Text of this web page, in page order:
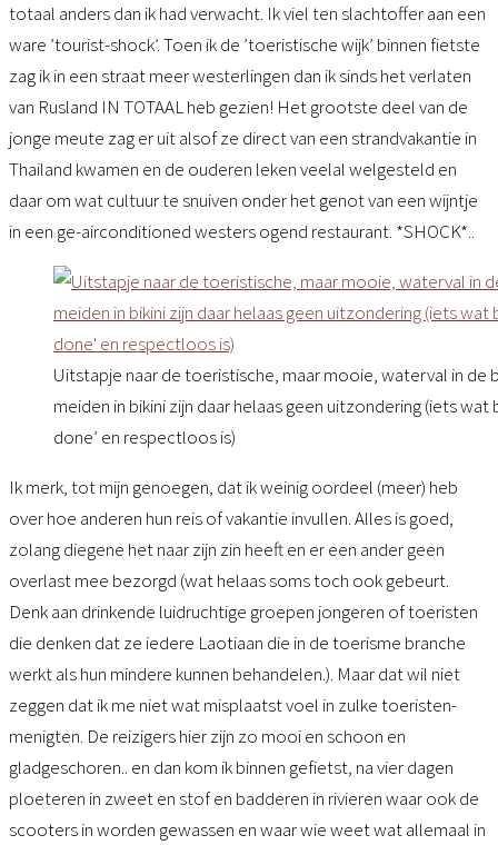
totaal anders dan ik had verwacht. Ik viel ten slachtoffer aan een
ware ’tourist-shock’. Toen ik de ’toeristische wijk’ binnen fietste
zag ik in een straat meer westerlingen dan ik sinds het verlaten
van Rusland IN TOTAAL heb gezien! Het grootste deel van de
jonge meute zag er uit alsof ze direct van een strandvakantie in
Thailand kwamen en de ouderen leken veelal welgesteld en
daar om wat cultuur te snuiven onder het genot van een wijntje
in een ge-airconditioned westers ogend restaurant. *SHOCK*..
Uitstapje naar de toeristische, maar mooie, waterval in de
meiden in bikini zijn daar helaas geen uitzondering (iets
done’ en respectloos is)
Ik merk, tot mijn genoegen, dat ik weinig oordeel (meer) heb
over hoe anderen hun reis of vakantie invullen. Alles is goed,
zolang diegene het naar zijn zin heeft en er een ander geen
overlast mee bezorgd (wat helaas soms toch ook gebeurt.
Denk aan drinkende luidruchtige groepen jongeren of toeristen
die denken dat ze iedere Laotiaan die in de toerisme branche
werkt als hun mindere kunnen behandelen.). Maar dat wil niet
zeggen dat ik me niet wat misplaatst voel in zulke toeristen-
menigten. De reizigers hier zijn zo mooi en schoon en
gladgeschoren.. en dan kom ik binnen gefietst, na vier dagen
ploeteren in zweet en stof en badderen in rivieren waar ook de
scooters in worden gewassen en waar wie weet wat allemaal in